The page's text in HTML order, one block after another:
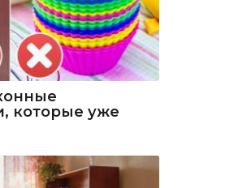
которые уже